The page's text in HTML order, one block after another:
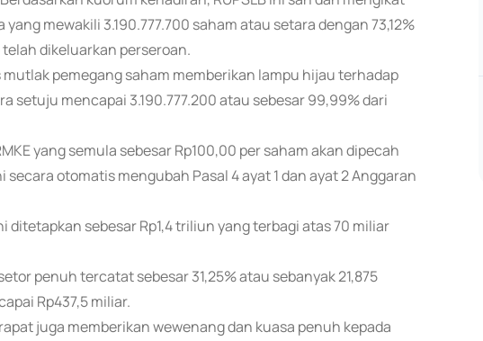
mewakili 3.190.777.700 saham atau setara dengan 73,12%
dikeluarkan perseroan.
pemegang saham memberikan lampu hijau terhadap
setuju mencapai 3.190.777.200 atau sebesar 99,99% dari
yang semula sebesar Rp100,00 per saham akan dipecah
otomatis mengubah Pasal 4 ayat 1 dan ayat 2 Anggaran
ditetapkan sebesar Rp1,4 triliun yang terbagi atas 70 miliar
penuh tercatat sebesar 31,25% atau sebanyak 21,875
Rp437,5 miliar.
juga memberikan wewenang dan kuasa penuh kepada